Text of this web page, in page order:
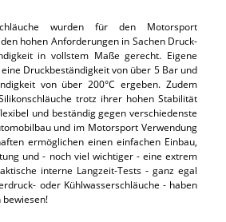
wurden für den Motorsport
hohen Anforderungen in Sachen Druck-
in vollstem Maße gerecht. Eigene
Druckbeständigkeit von über 5 Bar und
von über 200°C ergeben. Zudem
trotz ihrer hohen Stabilität
und beständig gegen verschiedenste
und im Motorsport Verwendung
ermöglichen einen einfachen Einbau,
und - noch viel wichtiger - eine extrem
interne Langzeit-Tests - ganz egal
oder Kühlwasserschläuche - haben